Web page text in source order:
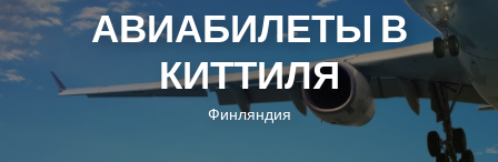
АВИАБИЛЕТЫ В
КИТТИЛЯ
Финляндия